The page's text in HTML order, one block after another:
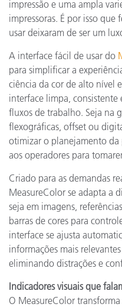
impressão e uma ampla
impressoras. É por isso
usar deixaram de ser um
A interface fácil de usar do
para simplificar a
ciência da cor de alto nível
interface limpa,
fluxos de trabalho. Seja na
flexográficas, offset ou
otimizar o planejamento da
aos operadores para
Criado para as demandas
MeasureColor se adapta a
seja em imagens,
barras de cores para
interface se ajusta
informações mais
eliminando distrações e
Indicadores visuais que
O MeasureColor